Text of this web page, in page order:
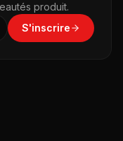
produit.
S'inscrire